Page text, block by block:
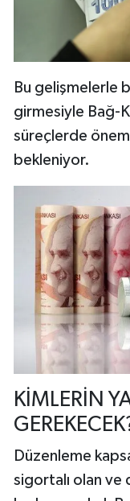
Bu gelişmelerle
girmesiyle Bağ-
süreçlerde
bekleniyor.
KİMLERİN
Düzenleme
sigortalı olan ve